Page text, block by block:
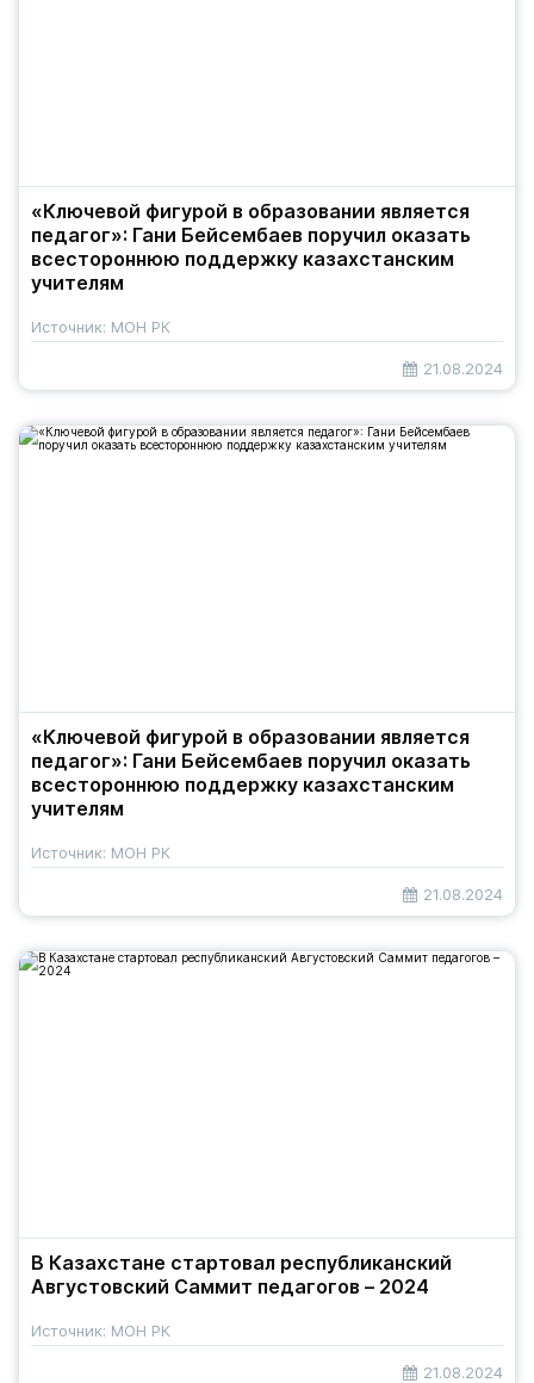
«Ключевой фигурой в образовании является
педагог»: Гани Бейсембаев поручил оказать
всестороннюю поддержку казахстанским
учителям
Источник: МОН РК
21.08.2024
«Ключевой фигурой в образовании является
педагог»: Гани Бейсембаев поручил оказать
всестороннюю поддержку казахстанским
учителям
Источник: МОН РК
21.08.2024
В Казахстане стартовал республиканский
Августовский Саммит педагогов – 2024
Источник: МОН РК
21.08.2024